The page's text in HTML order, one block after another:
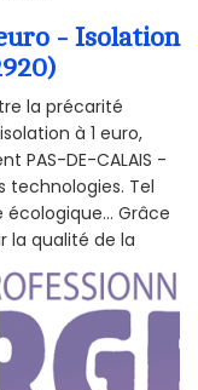
- Isolation
la précarité
à 1 euro,
PAS-DE-CALAIS -
technologies. Tel
Grâce
la qualité de la